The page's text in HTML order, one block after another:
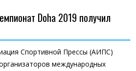
Doha 2019 получил
Спортивной Прессы (АИПС)
международных